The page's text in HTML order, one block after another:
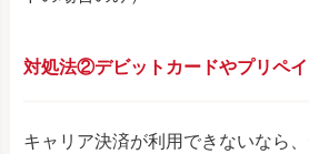
対処法②デビットカードやプリペ
キャリア決済が利用できないなら